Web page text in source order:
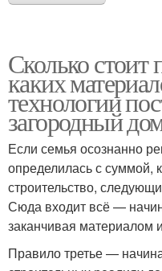
Сколько стоит
каких
технологии
загородный
Если семья осознанно
определилась с суммой,
строительство,
Сюда входит всё —
заканчивая материалом
Правило третье —